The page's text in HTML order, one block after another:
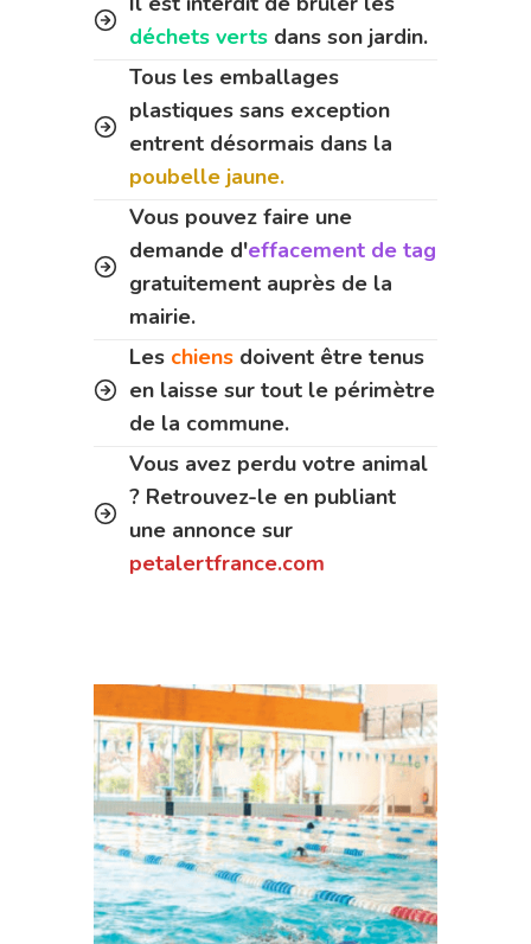
déchets verts dans son jardin.
Tous les emballages
plastiques sans exception
entrent désormais dans la
poubelle jaune.
Vous pouvez faire une
demande d'effacement de tag
gratuitement auprès de la
mairie.
Les chiens doivent être tenus
en laisse sur tout le périmètre
de la commune.
Vous avez perdu votre animal
? Retrouvez-le en publiant
une annonce sur
petalertfrance.com